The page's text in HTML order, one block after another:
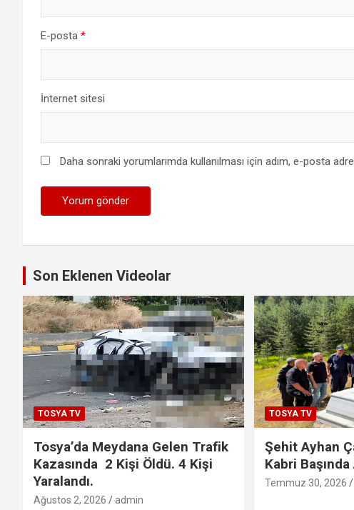
E-posta *
İnternet sitesi
Daha sonraki yorumlarımda kullanılması için adım, e-posta
Son Eklenen Videolar
TOSYA TV
Tosya’da Meydana Gelen Trafik
Kazasında 2 Kişi Öldü. 4 Kişi
Yaralandı.
Ağustos 2, 2026 admin
TOSYA TV
Şehit Ayhan
Kabri Başında
Temmuz 30, 2026